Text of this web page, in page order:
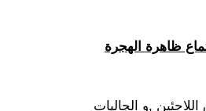
ظاهرة الهجرة
,و الجاليات